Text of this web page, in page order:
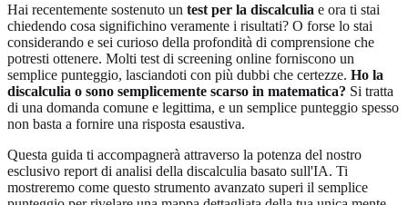
Hai recentemente sostenuto un test per la discalculia e ora ti stai
chiedendo cosa significhino veramente i risultati? O forse lo stai
considerando e sei curioso della profondità di comprensione che
potresti ottenere. Molti test di screening online forniscono un
semplice punteggio, lasciandoti con più dubbi che certezze. Ho la
discalculia o sono semplicemente scarso in matematica? Si tratta
di una domanda comune e legittima, e un semplice punteggio spesso
non basta a fornire una risposta esaustiva.
Questa guida ti accompagnerà attraverso la potenza del nostro
esclusivo report di analisi della discalculia basato sull'IA. Ti
mostreremo come questo strumento avanzato superi il semplice